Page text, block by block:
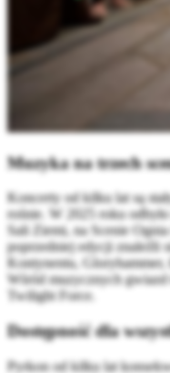
Muzyka na trzech
Koncerty od kilku lat są
rośnie. W 2025 roku
Sali Ziemi, na Scenie
poprzedniej edycji znaleźli
Kontynentu,
Wśród muzycznych
Twilight Force.
Dostępność dla
Pyrkon od kilku lat